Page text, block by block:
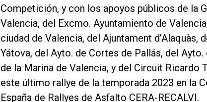
Competición, y con los apoyos públicos de la
Valencia, del Excmo. Ayuntamiento de
ciudad de Valencia, del Ajuntament d’Alaquàs,
Yátova, del Ayto. de Cortes de Pallás, del
de la Marina de Valencia, y del Circuit
este último rallye de la temporada 2023 en la
España de Rallyes de Asfalto CERA-RECALVI.